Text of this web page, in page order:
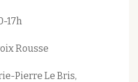
17h
Rousse
Pierre Le Bris,